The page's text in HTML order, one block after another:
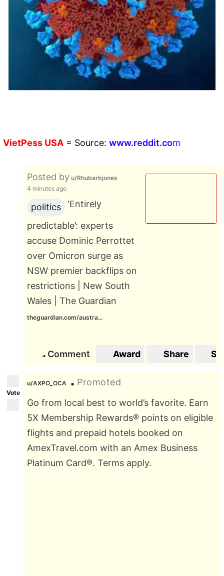
VietPess USA = Source: www.reddit.com
Posted by u/Rhubarbjones
4 minutes ago
politics ‘Entirely
predictable’: experts
accuse Dominic Perrottet
over Omicron surge as
NSW premier backflips on
restrictions | New South
Wales | The Guardian
theguardian.com/austra...
1 1
Comment Award Share
Vote
u/AXPO_OCA • Promoted
Go from local best to world’s favorite. Earn
5X Membership Rewards® points on eligible
flights and prepaid hotels booked on
AmexTravel.com with an Amex Business
Platinum Card®. Terms apply.